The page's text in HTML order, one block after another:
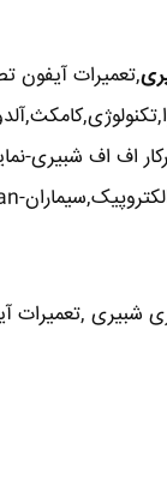
,تعمیرات آیفون
اف اف شبیری-
شبیری ,تعمیرات